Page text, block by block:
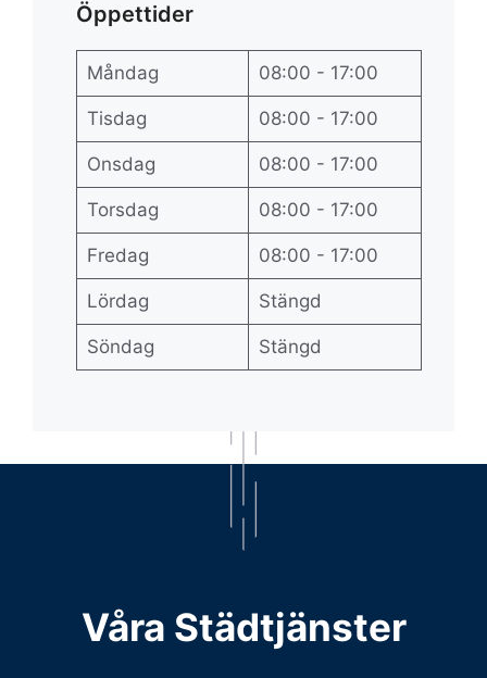
Öppettider
Måndag 08:00 - 17:00
Tisdag 08:00 - 17:00
Onsdag 08:00 - 17:00
Torsdag 08:00 - 17:00
Fredag 08:00 - 17:00
Lördag Stängd
Söndag Stängd
Våra Städtjänster